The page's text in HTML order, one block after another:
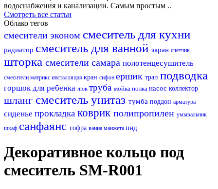
водоснабжения и канализации. Самым простым ..
Смотреть все статьи
Облако тегов
смесители эконом смеситель для кухни
радиатор смеситель для ванной экран счетчик
шторка смесители самара полотенцесушитель
смесители матрикс инсталляция кран сифон ершик трап подводка
горшок для ребенка люк труба мойка полка насос коллектор
шланг смеситель унитаз тумба поддон арматура
сиденье прокладка коврик полипропилен умывальник
шкаф санфаянс гофра ванна манжета пнд
Декоративное кольцо под
смеситель SM-R001